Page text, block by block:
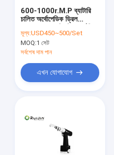
600-1000r.M.P ব্যাটারি
চালিত অর্থোপেডিক ড্রিল
মূল্য:USD450~500/Set
MOQ:1 সেট
সর্বশেষ দাম পান
এখন যোগাযোগ